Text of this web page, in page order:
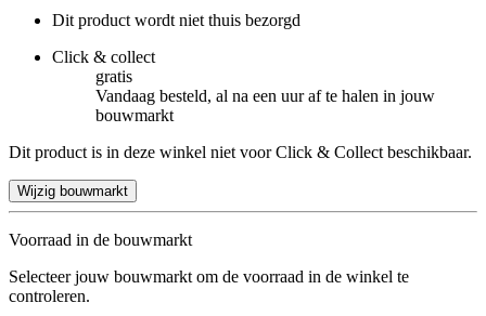
Dit product wordt niet thuis bezorgd
Click & collect
gratis
Vandaag besteld, al na een uur af te halen in jouw
bouwmarkt
Dit product is in deze winkel niet voor Click & Collect beschikbaar.
Wijzig bouwmarkt
Voorraad in de bouwmarkt
Selecteer jouw bouwmarkt om de voorraad in de winkel te
controleren.